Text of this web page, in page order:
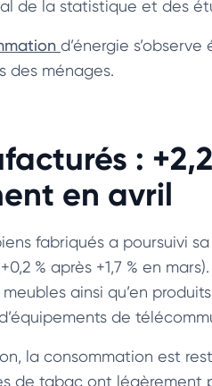
de la statistique et des
d’énergie
des ménages.
:
en avril
fabriqués a poursuivi
% après +1,7 % en
ainsi qu’en
de
la consommation est
de tabac ont légèrement